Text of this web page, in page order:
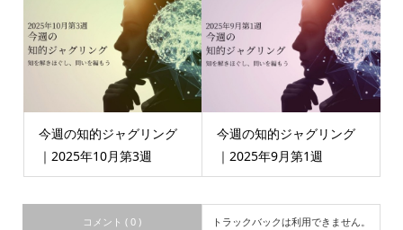
今週の知的ジャグリング
｜2025年10月第3週
今週の知的ジャグリング
｜2025年9月第1週
コメント ( 0 ) トラックバックは利用できません。